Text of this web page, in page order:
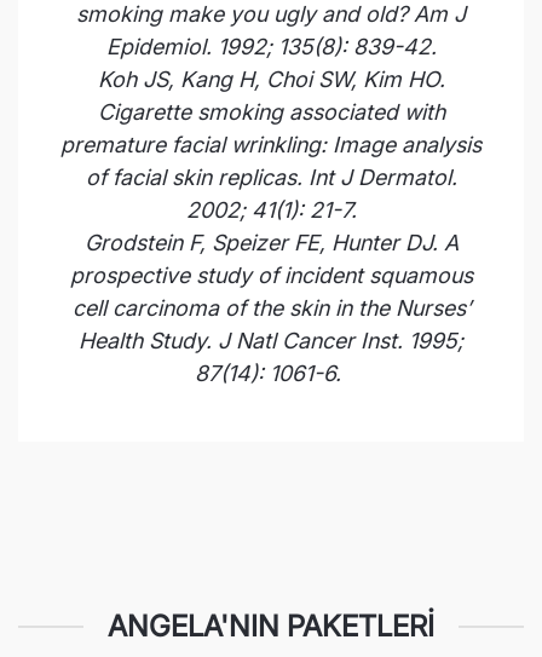
smoking make you ugly and old? Am J
Epidemiol. 1992; 135(8): 839-42.
Koh JS, Kang H, Choi SW, Kim HO.
Cigarette smoking associated with
premature facial wrinkling: Image analysis
of facial skin replicas. Int J Dermatol.
2002; 41(1): 21-7.
Grodstein F, Speizer FE, Hunter DJ. A
prospective study of incident squamous
cell carcinoma of the skin in the Nurses’
Health Study. J Natl Cancer Inst. 1995;
87(14): 1061-6.
ANGELA'NIN PAKETLERI